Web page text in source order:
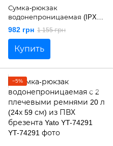
Сумка-рюкзак
водонепроницаемая (IPX6)
с 2 плечевыми ремнями (40
л) 28х 73 см материал ПВХ
500D Yato YT-74293
982 грн 1 155 грн
Купить
−5%